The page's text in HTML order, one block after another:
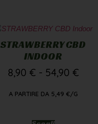
STRAWBERRY CBD
INDOOR
8,90 € - 54,90 €
A PARTIRE DA 5,49 €/G